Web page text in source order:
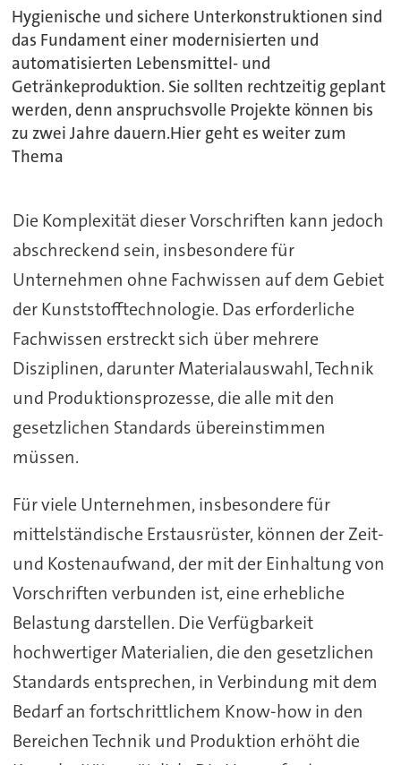
Hygienische und sichere Unterkonstruktionen sind
das Fundament einer modernisierten und
automatisierten Lebensmittel- und
Getränkeproduktion. Sie sollten rechtzeitig geplant
werden, denn anspruchsvolle Projekte können bis
zu zwei Jahre dauern.Hier geht es weiter zum
Thema
Die Komplexität dieser Vorschriften kann jedoch
abschreckend sein, insbesondere für
Unternehmen ohne Fachwissen auf dem Gebiet
der Kunststofftechnologie. Das erforderliche
Fachwissen erstreckt sich über mehrere
Disziplinen, darunter Materialauswahl, Technik
und Produktionsprozesse, die alle mit den
gesetzlichen Standards übereinstimmen
müssen.
Für viele Unternehmen, insbesondere für
mittelständische Erstausrüster, können der Zeit-
und Kostenaufwand, der mit der Einhaltung von
Vorschriften verbunden ist, eine erhebliche
Belastung darstellen. Die Verfügbarkeit
hochwertiger Materialien, die den gesetzlichen
Standards entsprechen, in Verbindung mit dem
Bedarf an fortschrittlichem Know-how in den
Bereichen Technik und Produktion erhöht die